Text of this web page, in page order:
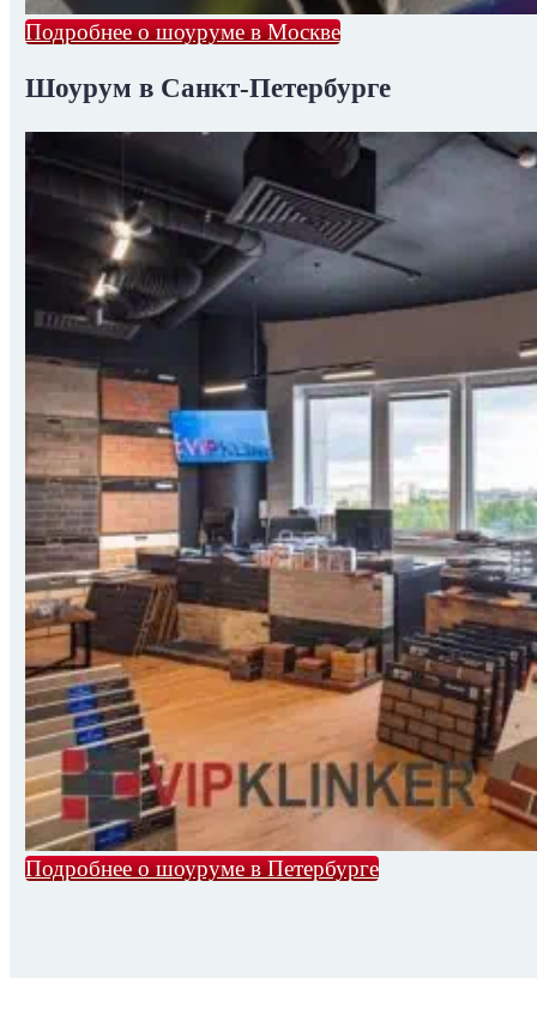
Подробнее о шоуруме в Москве
Шоурум в Санкт-Петербурге
Подробнее о шоуруме в Петербурге